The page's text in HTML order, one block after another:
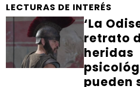
LECTURAS DE INTERÉS
‘La
retrato
heridas
pueden